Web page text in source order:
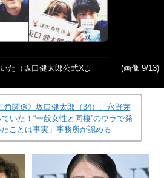
た（坂口健太郎公式Xよ
(画像 9/13)
角関係》坂口健太郎（34）、永野芽
いた！“一般女性と同棲”のウラで発
ことは事実」事務所が認める